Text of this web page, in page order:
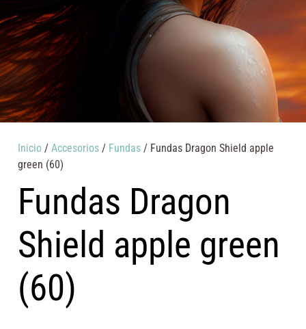
Inicio /Accesorios / Fundas / Fundas Dragon Shield apple
green (60)
Fundas Dragon
Shield apple green
(60)